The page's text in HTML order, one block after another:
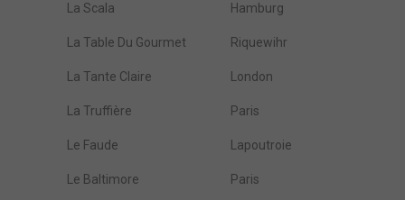
La Scala Hamburg
La Table Du Gourmet Riquewihr
La Tante Claire London
La Truffière Paris
Le Faude Lapoutroie
Le Baltimore Paris